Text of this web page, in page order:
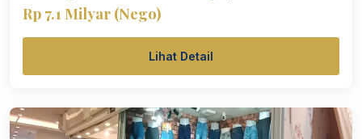
Rp 7.1 Milyar (Nego)
Lihat Detail